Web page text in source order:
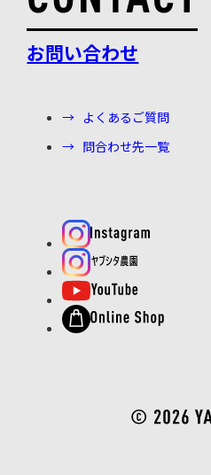
お問い合わせ
よくあるご質問
問合わせ先一覧